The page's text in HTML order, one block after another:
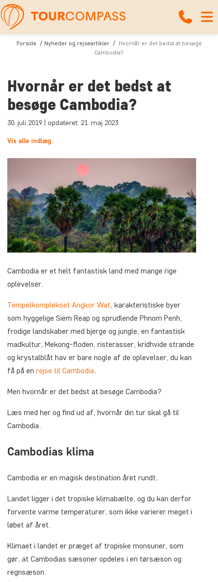
Forside Nyheder og rejseartikler
Hvornår er det bedst at besøge
Cambodia?
Hvornår er det bedst at
besøge Cambodia?
30. juli 2019 | opdateret: 21. maj 2023
Vis alle indlæg
Cambodia er et helt fantastisk land med mange rige
oplevelser.
Tempelkomplekset Angkor Wat, karakteristiske byer
som hyggelige Siem Reap og sprudlende Phnom Penh,
frodige landskaber med bjerge og jungle, en fantastisk
madkultur, Mekong-floden, risterasser, kridhvide strande
og krystalblåt hav er bare nogle af de oplevelser, du kan
få på en rejse til Cambodia.
Men hvornår er det bedst at besøge Cambodia?
Læs med her og find ud af, hvornår din tur skal gå til
Cambodia.
Cambodias klima
Cambodia er en magisk destination året rundt.
Landet ligger i det tropiske klimabælte, og du kan derfor
forvente varme temperaturer, som ikke varierer meget i
løbet af året.
Klimaet i landet er præget af tropiske monsuner, som
gør, at Cambodias sæsoner opdeles i en tørsæson og
regnsæson.